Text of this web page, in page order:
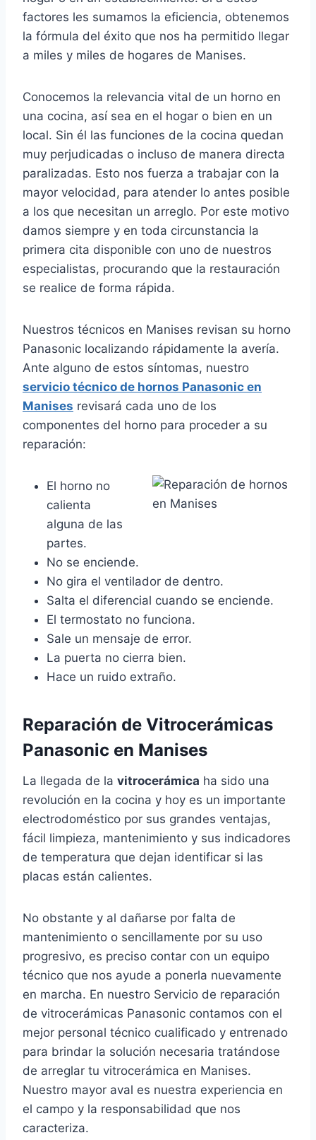
factores les sumamos la eficiencia, obtenemos
la fórmula del éxito que nos ha permitido llegar
a miles y miles de hogares de Manises.
Conocemos la relevancia vital de un horno en
una cocina, así sea en el hogar o bien en un
local. Sin él las funciones de la cocina quedan
muy perjudicadas o incluso de manera directa
paralizadas. Esto nos fuerza a trabajar con la
mayor velocidad, para atender lo antes posible
a los que necesitan un arreglo. Por este motivo
damos siempre y en toda circunstancia la
primera cita disponible con uno de nuestros
especialistas, procurando que la restauración
se realice de forma rápida.
Nuestros técnicos en Manises revisan su horno
Panasonic localizando rápidamente la avería.
Ante alguno de estos síntomas, nuestro
servicio técnico de hornos Panasonic en
Manises revisará cada uno de los
componentes del horno para proceder a su
reparación:
El horno no
calienta
alguna de las
partes.
No se enciende.
No gira el ventilador de dentro.
Salta el diferencial cuando se enciende.
El termostato no funciona.
Sale un mensaje de error.
La puerta no cierra bien.
Hace un ruido extraño.
Reparación de Vitrocerámicas
Panasonic en Manises
La llegada de la vitrocerámica ha sido una
revolución en la cocina y hoy es un importante
electrodoméstico por sus grandes ventajas,
fácil limpieza, mantenimiento y sus indicadores
de temperatura que dejan identificar si las
placas están calientes.
No obstante y al dañarse por falta de
mantenimiento o sencillamente por su uso
progresivo, es preciso contar con un equipo
técnico que nos ayude a ponerla nuevamente
en marcha. En nuestro Servicio de reparación
de vitrocerámicas Panasonic contamos con el
mejor personal técnico cualificado y entrenado
para brindar la solución necesaria tratándose
de arreglar tu vitrocerámica en Manises.
Nuestro mayor aval es nuestra experiencia en
el campo y la responsabilidad que nos
caracteriza.